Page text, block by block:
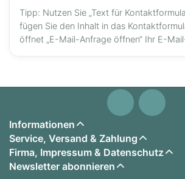
Tipp: Nutzen Sie „Text für
fügen Sie den Inhalt in das
öffnet „E-Mail-Anfrage öffnen“ Ihr E-
Informationen
Service, Versand & Zahlung
Firma, Impressum & Datenschutz
Newsletter abonnieren